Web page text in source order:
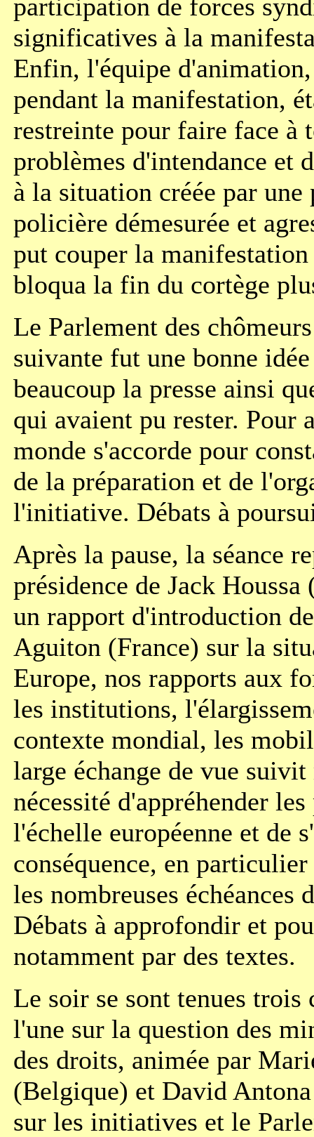
participation de forces
significatives à la
Enfin, l'équipe
pendant la manifestation,
restreinte pour faire face à
problèmes d'intendance et
à la situation créée par une
policière démesurée et
put couper la manifestation
bloqua la fin du cortège
Le Parlement des
suivante fut une bonne
beaucoup la presse ainsi
qui avaient pu rester. Pour
monde s'accorde pour
de la préparation et de
l'initiative. Débats à
Après la pause, la séance
présidence de Jack
un rapport d'introduction
Aguiton (France) sur la
Europe, nos rapports aux
les institutions,
contexte mondial, les
large échange de vue
nécessité d'appréhender
l'échelle européenne et de
conséquence, en
les nombreuses échéances
Débats à approfondir et
notamment par des textes.
Le soir se sont tenues trois
l'une sur la question des
des droits, animée par
(Belgique) et David
sur les initiatives et le